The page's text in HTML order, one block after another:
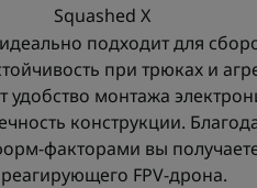
Squashed X
подходит для
при трюках и
монтажа
конструкции.
факторами вы
FPV-дрона.